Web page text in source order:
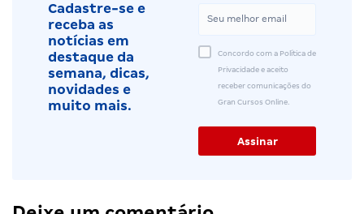
Cadastre-se e
receba as
notícias em
destaque da
semana, dicas,
novidades e
muito mais.
Concordo com a Política de
Privacidade e aceito
receber comunicações do
Gran Cursos Online.